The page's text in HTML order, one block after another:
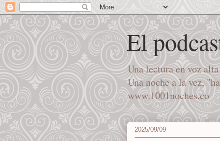
El
Una lectura en voz
Una noche a la vez,
www.1001noches.co
2025/09/09